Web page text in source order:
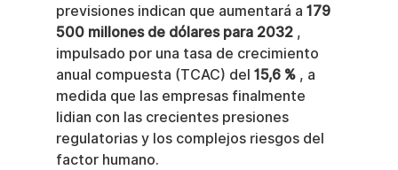
previsiones indican que aumentará a 179
500 millones de dólares para 2032 ,
impulsado por una tasa de crecimiento
anual compuesta (TCAC) del 15,6 % , a
medida que las empresas finalmente
lidian con las crecientes presiones
regulatorias y los complejos riesgos del
factor humano.